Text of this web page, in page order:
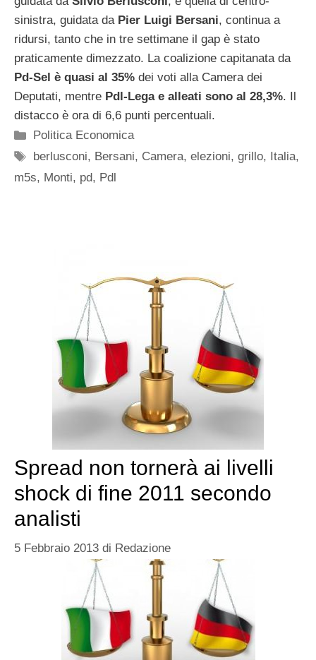
sinistra, guidata da Pier Luigi Bersani, continua a
ridursi, tanto che in tre settimane il gap è stato
praticamente dimezzato. La coalizione capitanata da
Pd-Sel è quasi al 35% dei voti alla Camera dei
Deputati, mentre Pdl-Lega e alleati sono al 28,3%. Il
distacco è ora di 6,6 punti percentuali.
Categorie
Politica Economica
Tag
berlusconi, Bersani, Camera,elezioni,grillo, Italia,
m5s, Monti, pd, Pdl
Spread non tornerà ai livelli
shock di fine 2011 secondo
analisti
5 Febbraio 2013 di Redazione